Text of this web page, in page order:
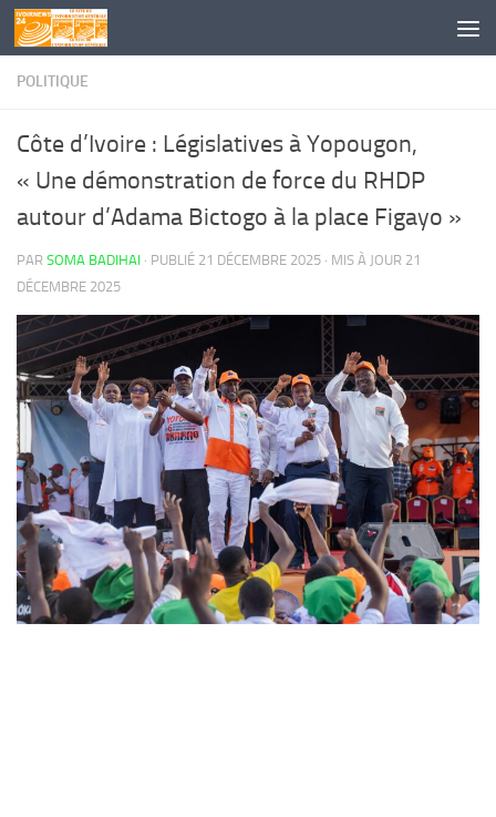
Skip to content
POLITIQUE
Côte d’Ivoire : Législatives à Yopougon,
« Une démonstration de force du RHDP
autour d’Adama Bictogo à la place Figayo »
PAR SOMA BADIHAI · PUBLIÉ 21 DÉCEMBRE 2025 · MIS À JOUR 21
DÉCEMBRE 2025